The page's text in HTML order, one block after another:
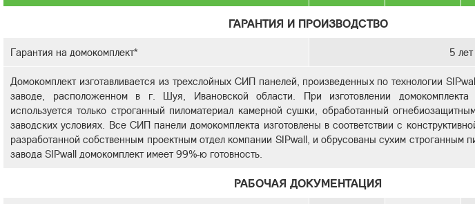
ГАРАНТИЯ И ПРОИЗВОДСТВО
Гарантия на домокомплект* 5 лет
Домокомплект изготавливается из трехслойных СИП панелей, произведенных по технологии
заводе, расположенном в г. Шуя, Ивановской области. При изготовлении домокомплекта
используется только строганный пиломатериал камерной сушки, обработанный
заводских условиях. Все СИП панели домокомплекта изготовлены в соответствии с
разработанной собственным проектным отдел компании SIPwall, и обрусованы сухим строганным
завода SIPwall домокомплект имеет 99%-ю готовность.
РАБОЧАЯ ДОКУМЕНТАЦИЯ